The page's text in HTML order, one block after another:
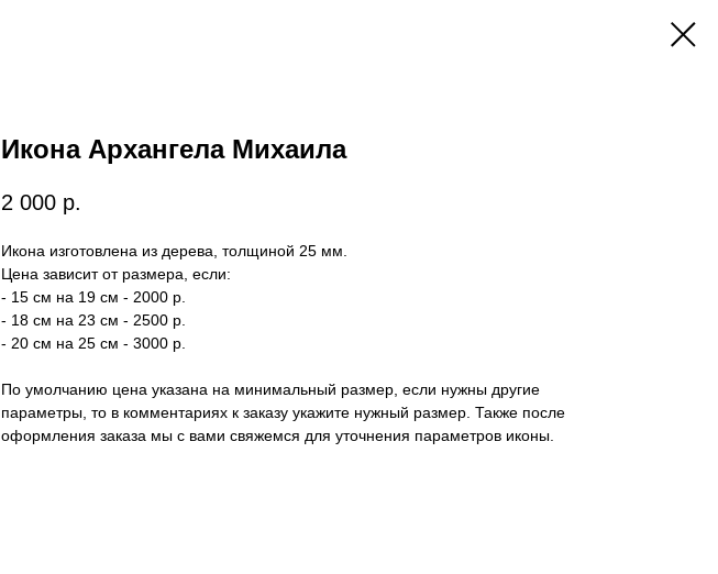
Икона Архангела Михаила
2 000 р.
Икона изготовлена из дерева, толщиной 25 мм.
Цена зависит от размера, если:
- 15 см на 19 см - 2000 р.
- 18 см на 23 см - 2500 р.
- 20 см на 25 см - 3000 р.
По умолчанию цена указана на минимальный размер, если нужны другие
параметры, то в комментариях к заказу укажите нужный размер. Также после
оформления заказа мы с вами свяжемся для уточнения параметров иконы.